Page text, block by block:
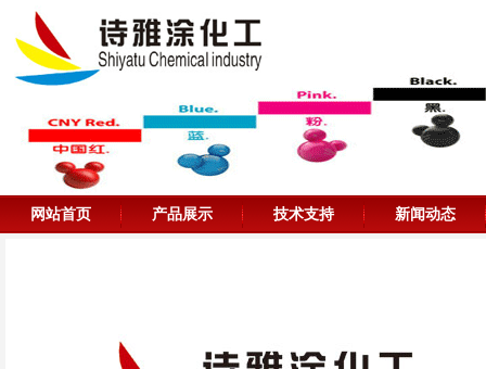
网站首页 产品展示 技术支持 新闻动态